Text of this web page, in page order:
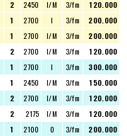
2 2450 I/M 3/fm
120.000
1 2700 I 3/fm
200.000
1 2700 I/M 3/fm
200.000
2 2700 I/M 3/fm
120.000
1 2700 I 3/fm
300.000
1 2450 I/M 3/fm
150.000
2 2700 I/M 3/fm
120.000
2 2175 I/M 3/fm
120.000
1 2100 O 3/fm
200.000